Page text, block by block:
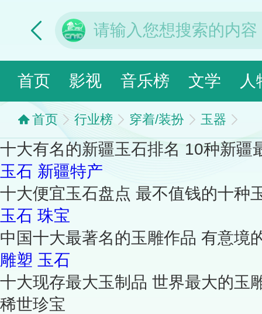
首页 影视 音乐榜 文学 人
首页 行业榜 穿着/装扮 玉器
十大有名的新疆玉石排名 10种新疆
玉石 新疆特产
十大便宜玉石盘点 最不值钱的十种
玉石 珠宝
中国十大最著名的玉雕作品 有意境
雕塑 玉石
十大现存最大玉制品 世界最大的玉
稀世珍宝